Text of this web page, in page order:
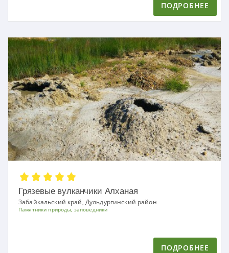
ПОДРОБНЕЕ
Грязевые вулканчики Алханая
Забайкальский край, Дульдургинский район
Памятники природы, заповедники
ПОДРОБНЕЕ